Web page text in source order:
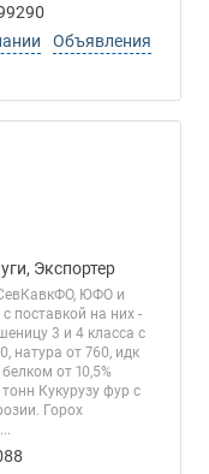
Объявления
Экспортер
ЮФО и
поставкой на них -
3 и 4 класса с
натура от 760, идк
от 10,5%
Кукурузу фур с
Горох